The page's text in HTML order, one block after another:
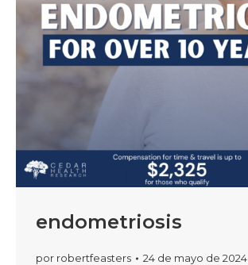
endometriosis
por robertfeasters 24 de mayo de 2024